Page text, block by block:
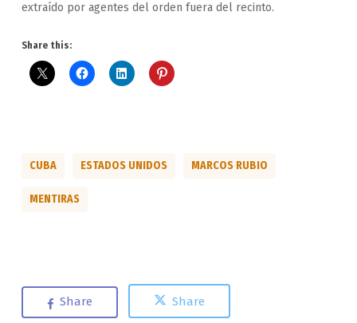
extraído por agentes del orden fuera del recinto.
Share this:
CUBA ESTADOS UNIDOS MARCOS RUBIO
MENTIRAS
Share Share